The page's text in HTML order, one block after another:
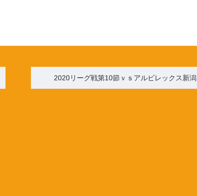
2020リーグ戦第10節ｖｓアルビレックス新潟